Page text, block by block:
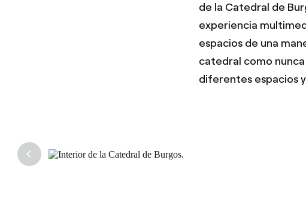
de la Catedral de
experiencia
espacios de una
catedral como nunca
diferentes espacios